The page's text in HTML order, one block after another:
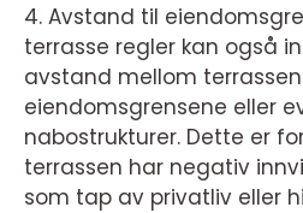
4. Avstand til
terrasse regler kan også
avstand mellom
eiendomsgrensene eller
nabostrukturer. Dette er
terrassen har negativ
som tap av privatliv eller